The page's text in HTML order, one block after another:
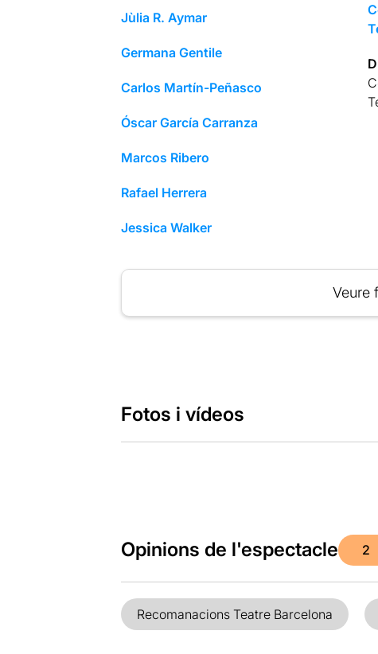
Jùlia R. Aymar
Germana Gentile
Carlos Martín-Peñasco
Óscar García Carranza
Marcos Ribero
Rafael Herrera
Jessica Walker
Veure
Fotos i vídeos
Opinions de l'espectacle 2
Recomanacions Teatre Barcelona